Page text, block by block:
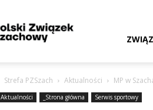
Strefa PZSzach Aktualności MP w
Aktualności _Strona główna Serwis sportowy